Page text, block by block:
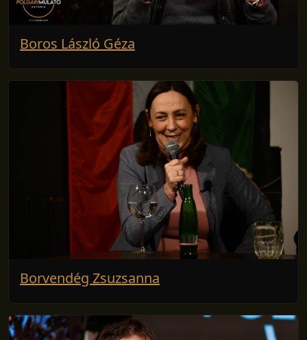
Boros László Géza
Borvendég Zsuzsanna